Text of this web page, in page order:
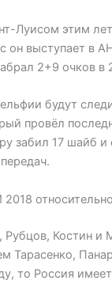
Луисом этим
он выступает в
2+9 очков в
будут
провёл
забил 17 шайб и
Рубцов, Костин и
Тарасенко,
то Россия